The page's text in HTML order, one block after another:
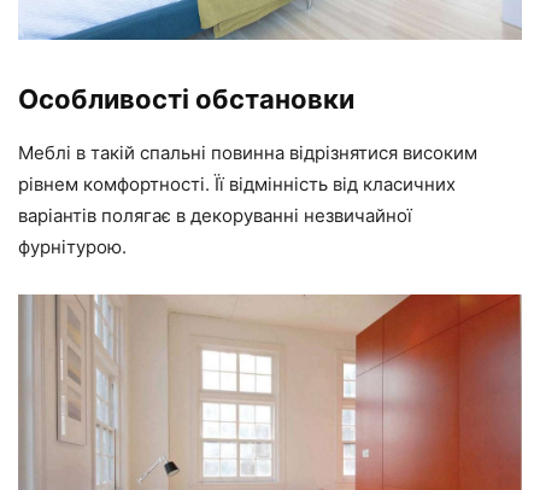
Особливості обстановки
Меблі в такій спальні повинна відрізнятися високим
рівнем комфортності. Її відмінність від класичних
варіантів полягає в декоруванні незвичайної
фурнітурою.